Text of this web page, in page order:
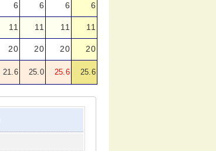
6 6 6 6
11 11 11 11
20 20 20 20
21.6 25.0 25.6 25.6